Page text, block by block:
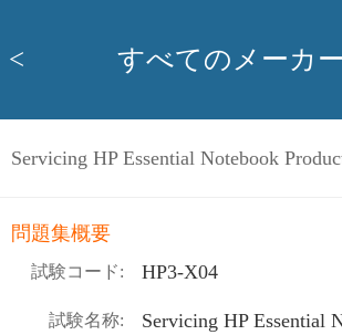
< すべてのメーカー
Servicing HP Essential Notebook
問題集概要
試験コード: HP3-X04
試験名称: Servicing HP Essential